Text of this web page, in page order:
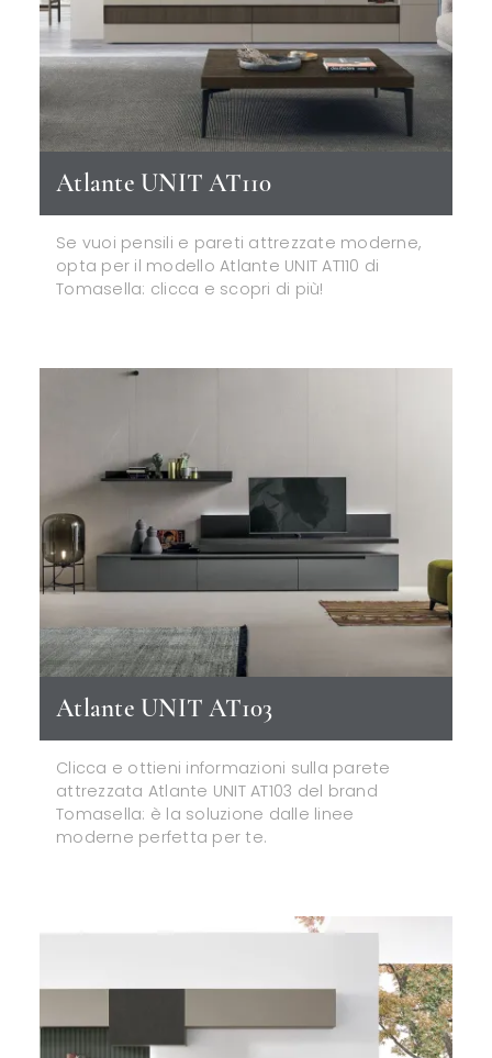
Atlante UNIT AT110
Se vuoi pensili e pareti attrezzate moderne,
opta per il modello Atlante UNIT AT110 di
Tomasella: clicca e scopri di più!
Atlante UNIT AT103
Clicca e ottieni informazioni sulla parete
attrezzata Atlante UNIT AT103 del brand
Tomasella: è la soluzione dalle linee
moderne perfetta per te.